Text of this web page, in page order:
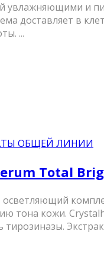
и
доставляет в
...
ОБЩЕЙ ЛИНИИ
Total
тона кожи.
тирозиназы.